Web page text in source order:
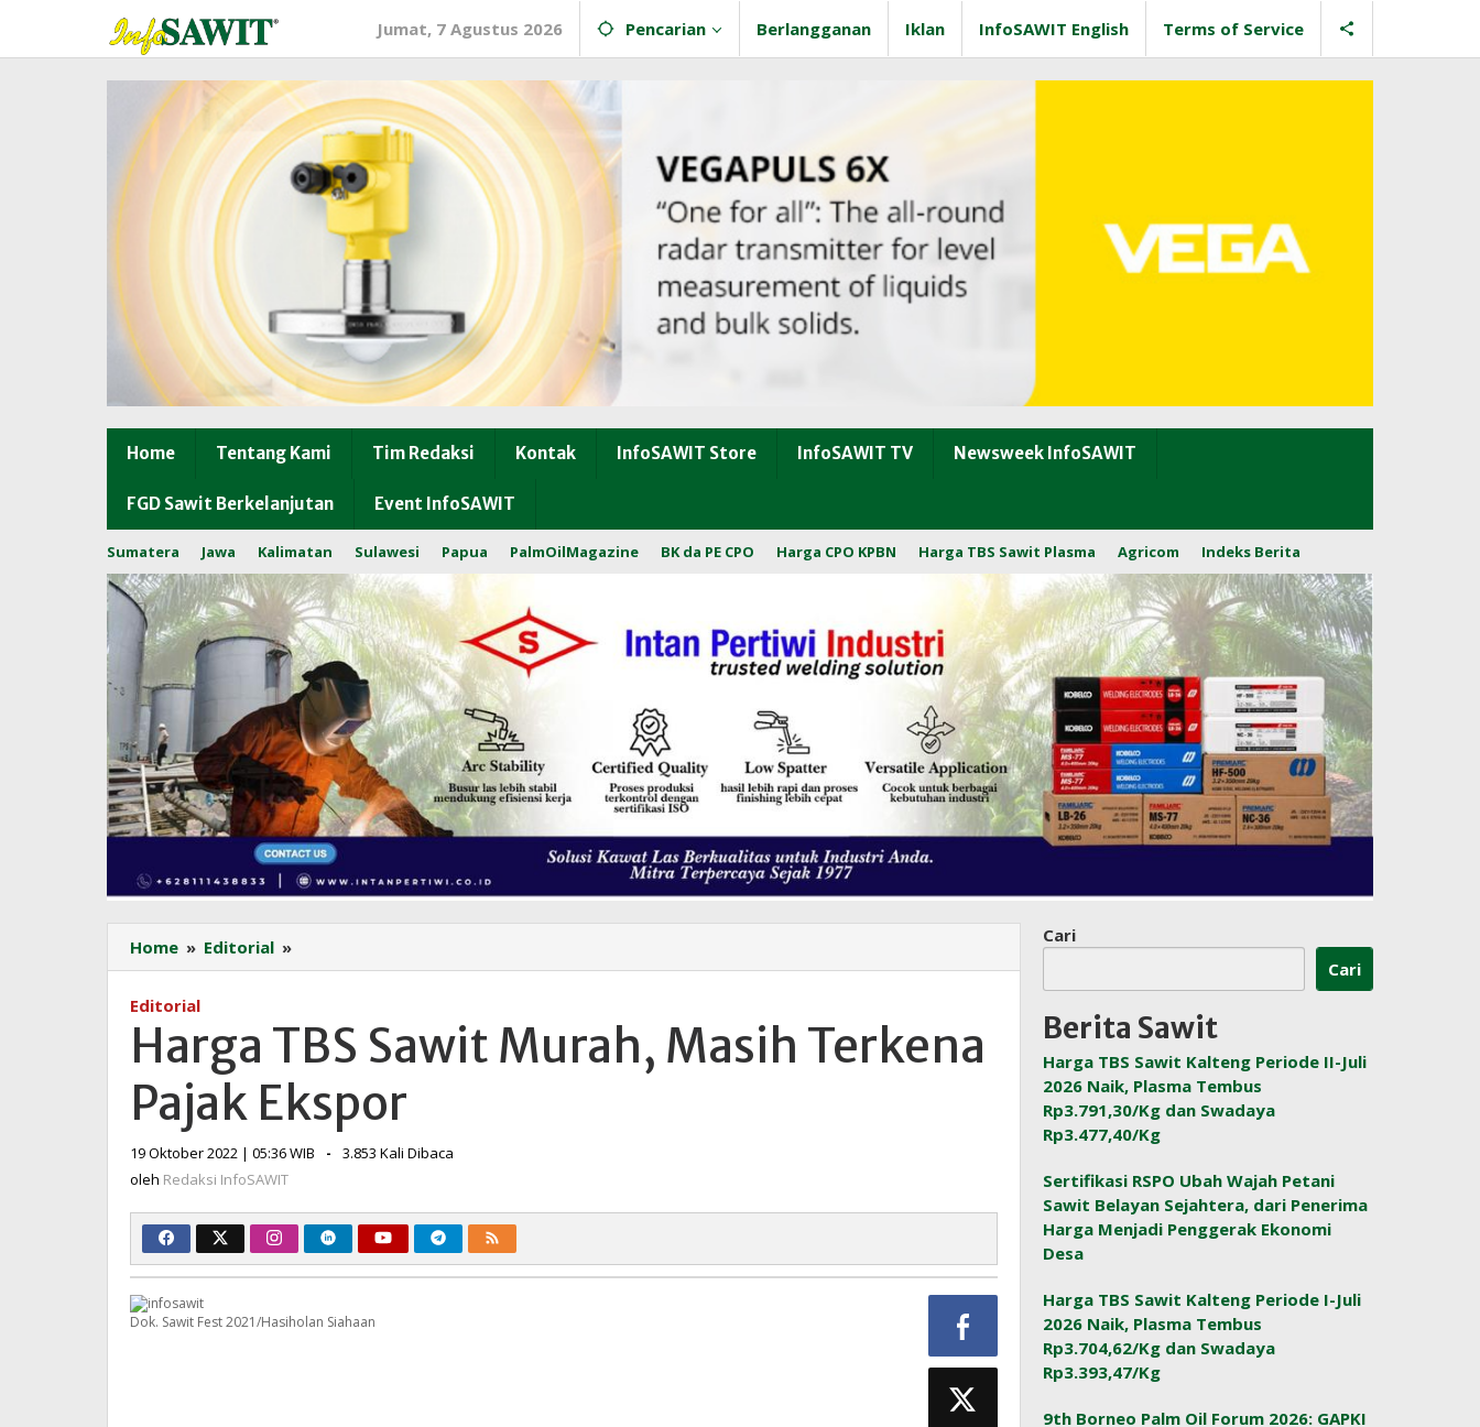
konten
Jumat, 7 Agustus 2026 Pencarian Berlangganan Iklan InfoSAWIT English Terms of Service
Home Tentang Kami Tim Redaksi Kontak InfoSAWIT Store InfoSAWIT TV Newsweek InfoSAWIT
FGD Sawit Berkelanjutan Event InfoSAWIT
Sumatera Jawa Kalimatan Sulawesi Papua PalmOilMagazine BK da PE CPO Harga CPO KPBN Harga TBS Sawit Plasma Agricom Indeks Berita
Home » Editorial »
TBS
Masih
Terkena
Pajak
Ekspor
Editorial
Harga TBS Sawit Murah, Masih Terkena
Pajak Ekspor
19 Oktober 2022 | 05:36 WIB
oleh
-
3.853 Kali Dibaca
oleh Redaksi InfoSAWIT
Dok. Sawit Fest 2021/Hasiholan Siahaan
Cari
Cari
Berita Sawit
Harga TBS Sawit Kalteng Periode II-Juli
2026 Naik, Plasma Tembus
Rp3.791,30/Kg dan Swadaya
Rp3.477,40/Kg
Sertifikasi RSPO Ubah Wajah Petani
Sawit Belayan Sejahtera, dari Penerima
Harga Menjadi Penggerak Ekonomi
Desa
Harga TBS Sawit Kalteng Periode I-Juli
2026 Naik, Plasma Tembus
Rp3.704,62/Kg dan Swadaya
Rp3.393,47/Kg
9th Borneo Palm Oil Forum 2026: GAPKI